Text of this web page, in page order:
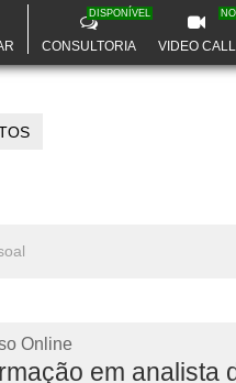
CONSULTORIA
DISPONÍVEL
VIDEO CALL
Online
em analista